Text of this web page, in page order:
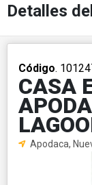
Detalles
Código.
CASA
Apodaca,